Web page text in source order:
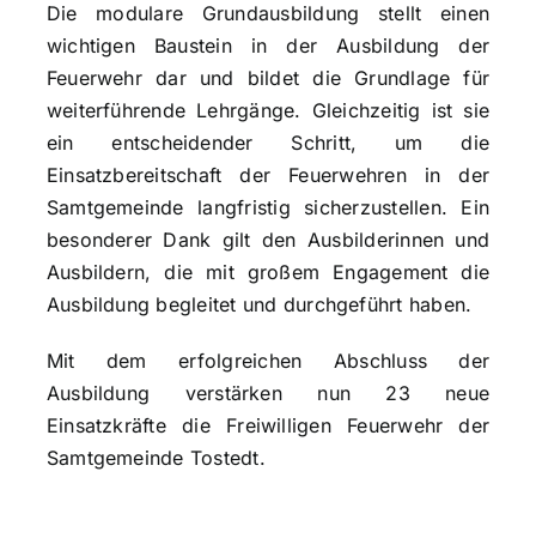
Die modulare Grundausbildung stellt einen
wichtigen Baustein in der Ausbildung der
Feuerwehr dar und bildet die Grundlage für
weiterführende Lehrgänge. Gleichzeitig ist sie
ein entscheidender Schritt, um die
Einsatzbereitschaft der Feuerwehren in der
Samtgemeinde langfristig sicherzustellen. Ein
besonderer Dank gilt den Ausbilderinnen und
Ausbildern, die mit großem Engagement die
Ausbildung begleitet und durchgeführt haben.
Mit dem erfolgreichen Abschluss der
Ausbildung verstärken nun 23 neue
Einsatzkräfte die Freiwilligen Feuerwehr der
Samtgemeinde Tostedt.